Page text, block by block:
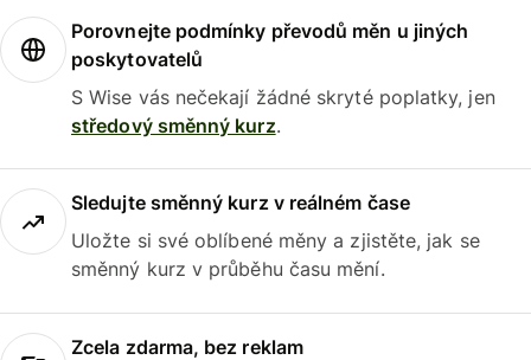
Porovnejte podmínky převodů měn u jiných
poskytovatelů
S Wise vás nečekají žádné skryté poplatky, jen
středový směnný kurz.
Sledujte směnný kurz v reálném čase
Uložte si své oblíbené měny a zjistěte, jak se
směnný kurz v průběhu času mění.
Zcela zdarma, bez reklam